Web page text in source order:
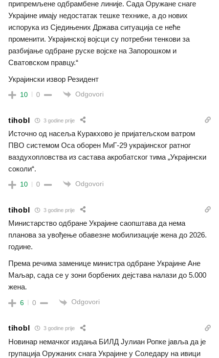
припремљене одбрамбене линије. Сада Оружане снаге
Украјине имају недостатак тешке технике, а до нових
испорука из Сједињених Држава ситуација се неће
променити. Украјинској војсци су потребни тенкови за
разбијање одбране руске војске на Запорошком и
Сватовском правцу.“
Украјински извор Резидент
10 0 Odgovori
tihobl 3 godine prije
Источно од насеља Куракхово је пријатељском ватром
ПВО системом Оса оборен МиГ-29 украјинског ратног
ваздухопловства из састава акробатског тима „Украјински
соколи“.
10 0 Odgovori
tihobl 3 godine prije
Министарство одбране Украјине саопштава да нема
планова за увођење обавезне мобилизације жена до 2026.
године.
Према речима заменице министра одбране Украјине Ане
Маљар, сада се у зони борбених дејстава налази до 5.000
жена.
6 0 Odgovori
tihobl 3 godine prije
Новинар немачког издања БИЛД Јулиан Ропке јавља да је
групација Оружаних снага Украјине у Соледару на ивици